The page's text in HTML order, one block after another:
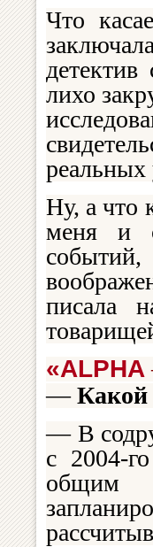
Что
лихо
реальных
Ну, а что
меня и
писала
«ALPHA
—
— В
с 2004-
общим